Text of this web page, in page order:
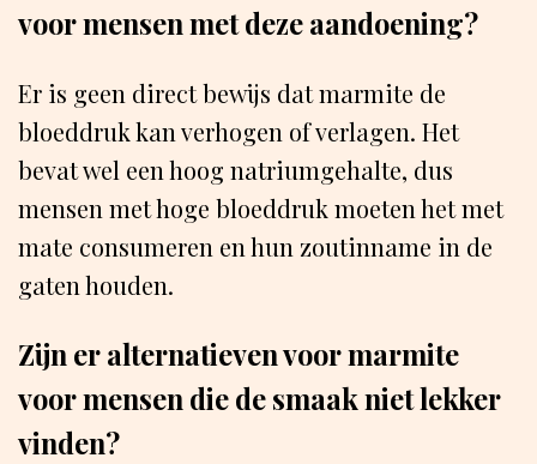
voor mensen met deze aandoening?
Er is geen direct bewijs dat marmite de
bloeddruk kan verhogen of verlagen. Het
bevat wel een hoog natriumgehalte, dus
mensen met hoge bloeddruk moeten het met
mate consumeren en hun zoutinname in de
gaten houden.
Zijn er alternatieven voor marmite
voor mensen die de smaak niet lekker
vinden?